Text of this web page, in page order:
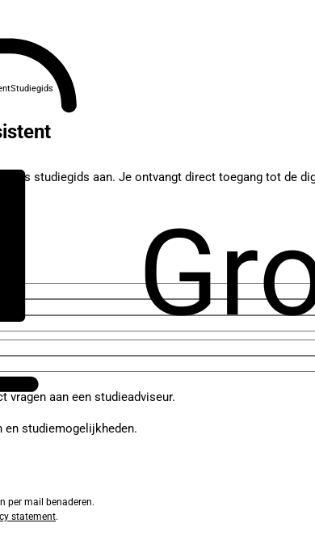
Studiegids
gratis studiegids aan. Je ontvangt direct toegang tot
vragen aan een studieadviseur.
en studiemogelijkheden.
per mail benaderen.
statement.